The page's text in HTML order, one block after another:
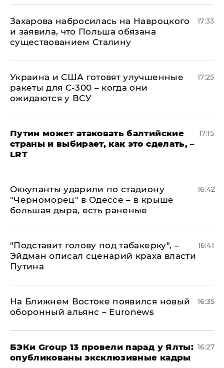
​Захарова набросилась на Навроцкого
и заявила, что Польша обязана
существованием Сталину
17:33
Украина и США готовят улучшенные
ракеты для С-300 – когда они
ожидаются у ВСУ
17:25
Путин может атаковать балтийские
страны и выбирает, как это сделать, –
LRT
17:15
Оккупанты ударили по стадиону
"Черноморец" в Одессе – в крыше
большая дыра, есть раненые
16:42
​"Подставит голову под табакерку", –
Эйдман описал сценарий краха власти
Путина
16:41
На Ближнем Востоке появился новый
оборонный альянс – Euronews
16:35
​БЭКи Group 13 провели парад у Ялты:
опубликованы эксклюзивные кадры
16:27